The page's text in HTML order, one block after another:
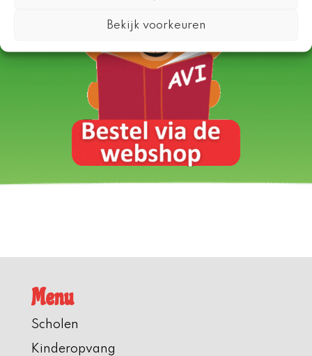
Bekijk voorkeuren
Menu
Scholen
Kinderopvang